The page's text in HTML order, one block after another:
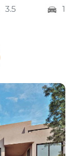
3.5
1